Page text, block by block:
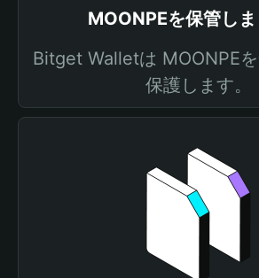
MOONPEを保管しま
Bitget Walletは MOONPE
保護します。